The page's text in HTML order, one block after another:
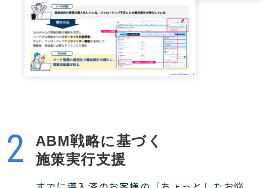
ABM戦略に基づく
施策実行支援